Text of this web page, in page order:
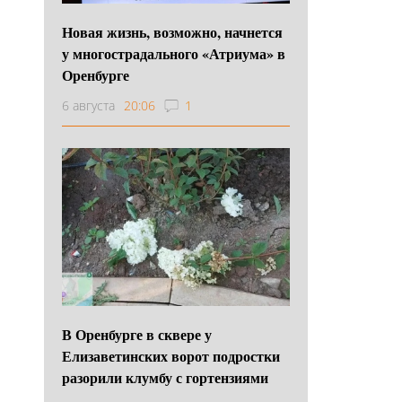
Новая жизнь, возможно, начнется
у многострадального «Атриума» в
Оренбурге
6 августа 20:06 1
В Оренбурге в сквере у
Елизаветинских ворот подростки
разорили клумбу с гортензиями